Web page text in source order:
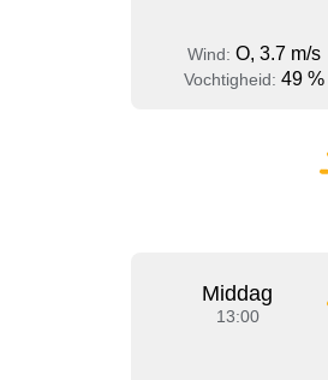
Wind: O, 3.7 m/s
Vochtigheid: 49 %
Middag
13:00